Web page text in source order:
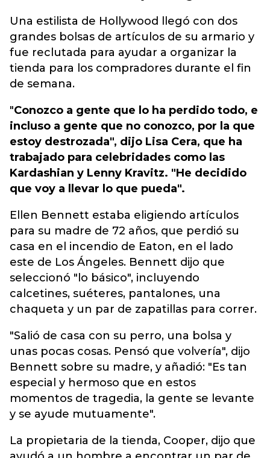
Una estilista de Hollywood llegó con dos
grandes bolsas de artículos de su armario y
fue reclutada para ayudar a organizar la
tienda para los compradores durante el fin
de semana.
"Conozco a gente que lo ha perdido todo, e
incluso a gente que no conozco, por la que
estoy destrozada", dijo Lisa Cera, que ha
trabajado para celebridades como las
Kardashian y Lenny Kravitz. "He decidido
que voy a llevar lo que pueda".
Ellen Bennett estaba eligiendo artículos
para su madre de 72 años, que perdió su
casa en el incendio de Eaton, en el lado
este de Los Ángeles. Bennett dijo que
seleccionó "lo básico", incluyendo
calcetines, suéteres, pantalones, una
chaqueta y un par de zapatillas para correr.
"Salió de casa con su perro, una bolsa y
unas pocas cosas. Pensó que volvería", dijo
Bennett sobre su madre, y añadió: "Es tan
especial y hermoso que en estos
momentos de tragedia, la gente se levante
y se ayude mutuamente".
La propietaria de la tienda, Cooper, dijo que